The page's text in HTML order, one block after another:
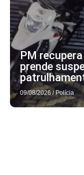
PM
prende
09/08/2026 / Polícia